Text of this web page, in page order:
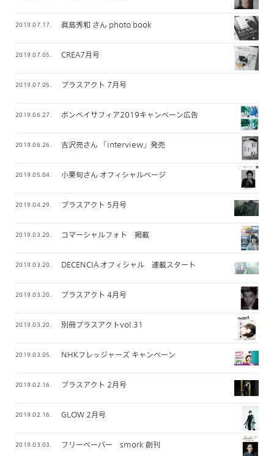
2019.07.17. 眞島秀和 さん photo book
2019.07.05. CREA7月号
2019.07.05. プラスアクト 7月号
2019.06.27. ボンベイサフィア2019キャンペーン広告
2019.06.26. 吉沢亮さん 「interview」発売
2019.05.04. 小栗旬さん オフィシャルページ
2019.04.29. プラスアクト 5月号
2019.03.20. コマーシャルフォト 掲載
2019.03.20. DECENCIA オフィシャル 連載スタート
2019.03.20. プラスアクト 4月号
2019.03.20. 別冊プラスアクトvol.31
2019.03.05. NHKフレッジャーズ キャンペーン
2019.02.16. プラスアクト 2月号
2019.02.16. GLOW 2月号
2019.03.03. フリーペーパー smork 創刊